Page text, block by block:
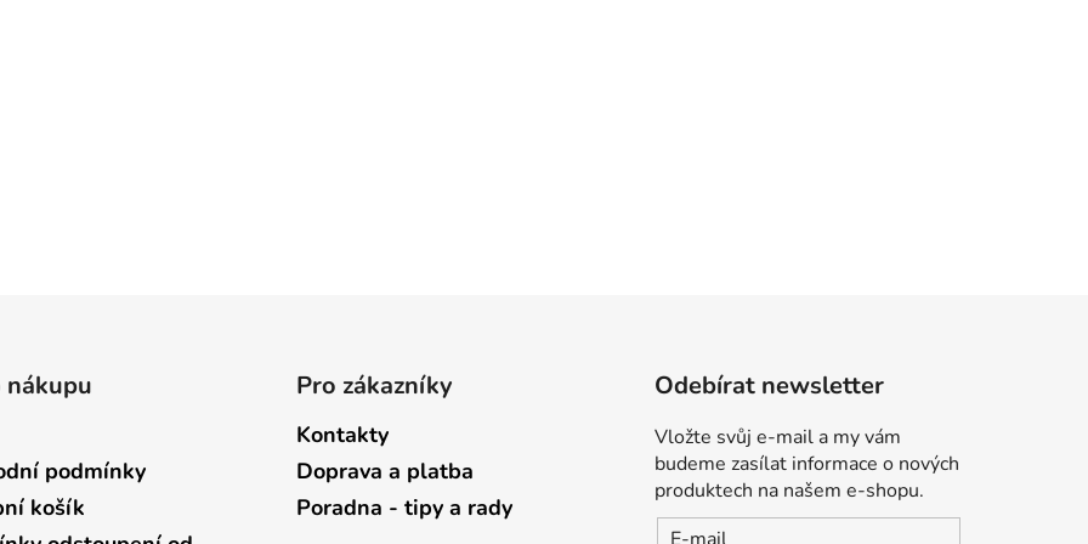
nákupu
podmínky
košík
Pro zákazníky
Kontakty
Doprava a platba
Poradna - tipy a rady
Odebírat newsletter
Vložte svůj e-mail a my vám
budeme zasílat informace o nových
produktech na našem e-shopu.